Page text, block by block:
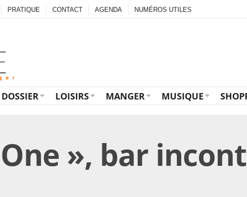
PRATIQUE CONTACT AGENDA NUMÉROS UTILES
DOSSIER LOISIRS MANGER MUSIQUE
», bar